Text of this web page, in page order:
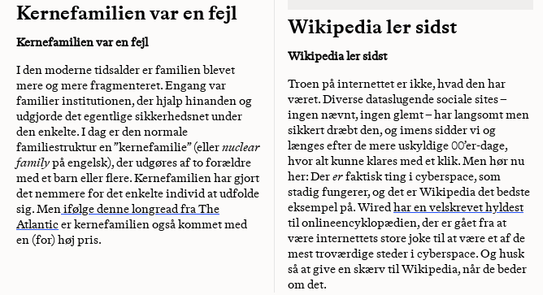
Kernefamilien var en fejl
Kernefamilien var en fejl
I den moderne tidsalder er familien blevet
mere og mere fragmenteret. Engang var
familier institutionen, der hjalp hinanden og
udgjorde det egentlige sikkerhedsnet under
den enkelte. I dag er den normale
familiestruktur en ”kernefamilie” (ellernuclear
familypå engelsk), der udgøres af to forældre
med et barn eller flere. Kernefamilien har gjort
det nemmere for det enkelte individ at udfolde
sig. Menifølge denne longread fra The
Atlanticer kernefamilien også kommet med
en (for) høj pris.
Wikipedia ler sidst
Wikipedia ler sidst
Troen på internettet er ikke, hvad den har
været. Diverse dataslugende sociale sites –
ingen nævnt, ingen glemt – har langsomt men
sikkert dræbt den, og imens sidder vi og
længes efter de mere uskyldige 00’er-dage,
hvor alt kunne klares med et klik. Men hør nu
her: Dererfaktisk ting i cyberspace, som
stadig fungerer, og det er Wikipedia det bedste
eksempel på. Wiredhar en velskrevet hyldest
til onlineencyklopædien, der er gået fra at
være internettets store joke til at være et af de
mest troværdige steder i cyberspace. Og husk
så at give en skærv til Wikipedia, når de beder
om det.